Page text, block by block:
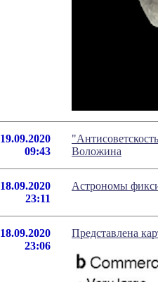
19.09.2020
09:43
Воложина
18.09.2020
23:11
Астрономы
18.09.2020
23:06
Представлена